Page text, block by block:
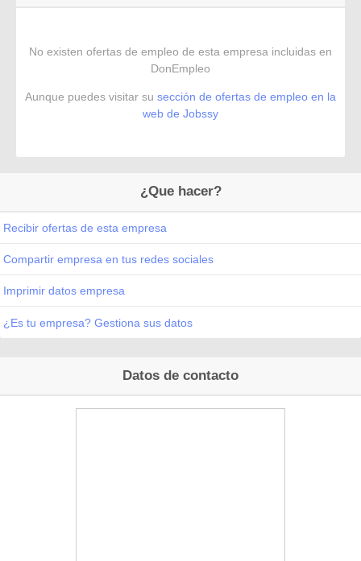
No existen ofertas de empleo de esta empresa incluidas en
DonEmpleo
Aunque puedes visitar su sección de ofertas de empleo en la
web de Jobssy
¿Que hacer?
Recibir ofertas de esta empresa
Compartir empresa en tus redes sociales
Imprimir datos empresa
¿Es tu empresa? Gestiona sus datos
Datos de contacto